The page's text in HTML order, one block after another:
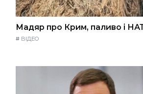
Мадяр про Крим, паливо і
# ВІДЕО